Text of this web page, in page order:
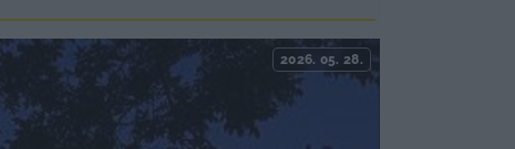
2026. 05. 28.